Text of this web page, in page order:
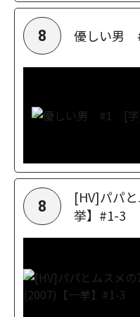
8 優しい男
8
[HV]パパ
挙】#1-3